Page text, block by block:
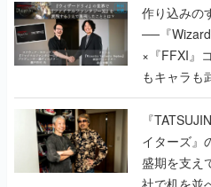
作り込みの
──『
×『FFXI』
もキャラも
で作り込ま
く
『
イターズ』
盛期を支え